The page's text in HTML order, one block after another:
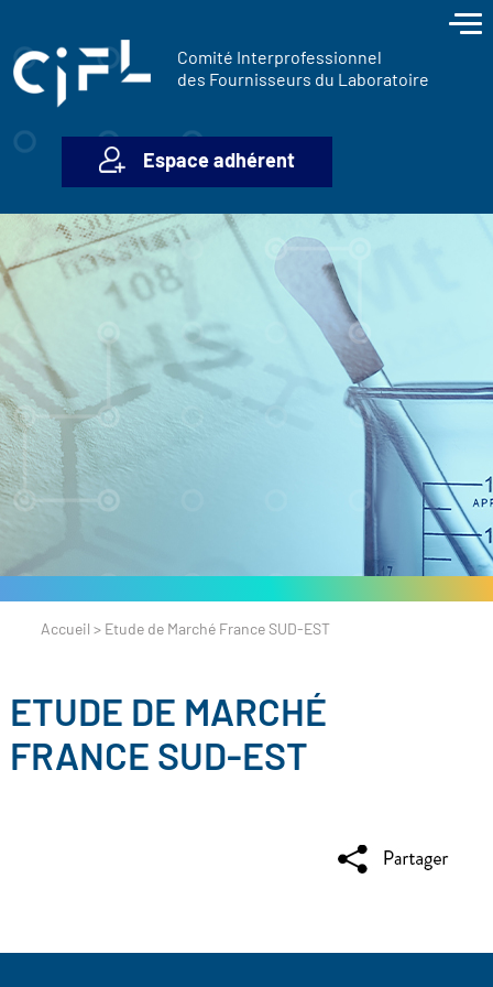
Comité Interprofessionnel
des Fournisseurs du Laboratoire
Espace adhérent
Accueil > Etude de Marché France SUD-EST
ETUDE DE MARCHÉ
FRANCE SUD-EST